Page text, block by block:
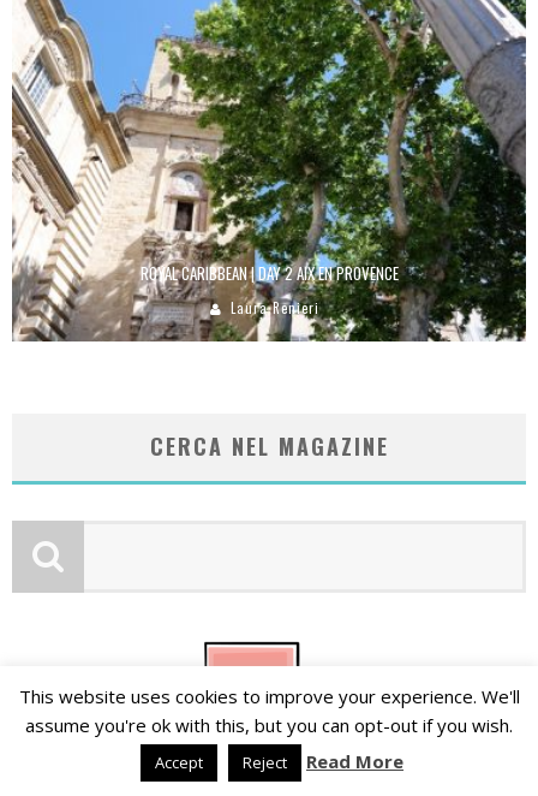
ROYAL CARIBBEAN | DAY 2 AIX EN PROVENCE
Laura Renieri
CERCA NEL MAGAZINE
This website uses cookies to improve your experience. We'll
assume you're ok with this, but you can opt-out if you wish.
Accept Reject Read More